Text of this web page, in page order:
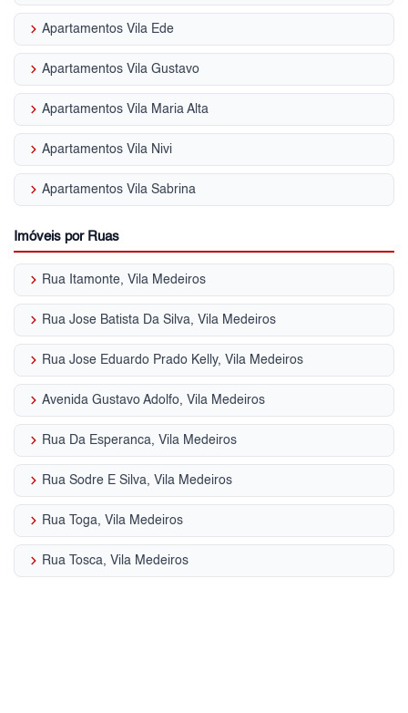
keyboard_arrow_right Apartamentos Vila Ede
keyboard_arrow_right Apartamentos Vila Gustavo
keyboard_arrow_right Apartamentos Vila Maria Alta
keyboard_arrow_right Apartamentos Vila Nivi
keyboard_arrow_right Apartamentos Vila Sabrina
Imóveis por Ruas
keyboard_arrow_right Rua Itamonte, Vila Medeiros
keyboard_arrow_right Rua Jose Batista Da Silva, Vila Medeiros
keyboard_arrow_right Rua Jose Eduardo Prado Kelly, Vila Medeiros
keyboard_arrow_right Avenida Gustavo Adolfo, Vila Medeiros
keyboard_arrow_right Rua Da Esperanca, Vila Medeiros
keyboard_arrow_right Rua Sodre E Silva, Vila Medeiros
keyboard_arrow_right Rua Toga, Vila Medeiros
keyboard_arrow_right Rua Tosca, Vila Medeiros